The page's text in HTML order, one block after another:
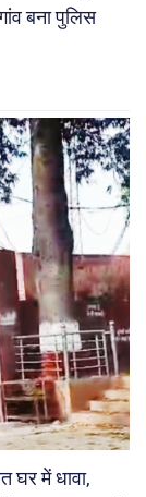
बना पुलिस
घर में धावा,